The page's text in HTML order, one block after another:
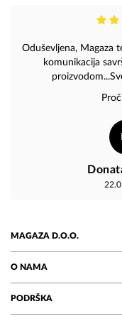
Oduševljena, Magaza
komunikacija
MAGAZA D.O.O.
O NAMA
PODRŠKA